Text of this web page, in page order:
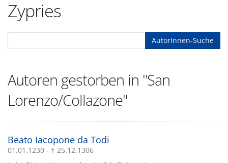
Zypries
AutorInnen-Suche
Autoren gestorben in "San
Lorenzo/Collazone"
Beato Iacopone da Todi
01.01.1230 - † 25.12.1306